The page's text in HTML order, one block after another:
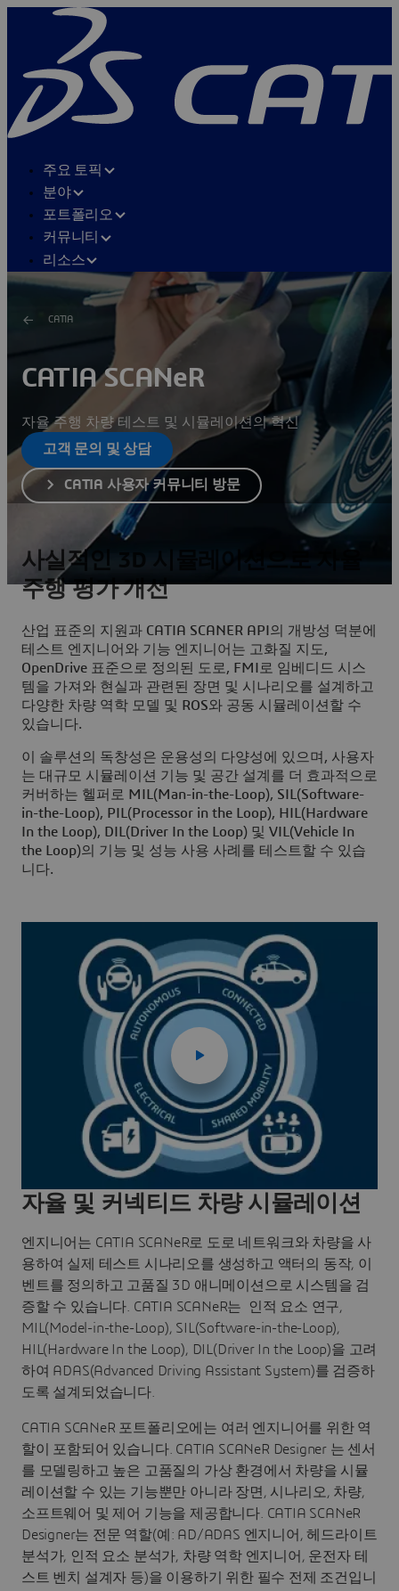
주요 토픽
분야
포트폴리오
커뮤니티
리소스
CATIA
CATIA SCANeR
자율 주행 차량 테스트 및 시뮬레이션의 혁신
고객 문의 및 상담
CATIA 사용자 커뮤니티 방문
사실적인 3D 시뮬레이션으로 자율
주행 평가 개선
산업 표준의 지원과 CATIA SCANER API의 개방성 덕분에
테스트 엔지니어와 기능 엔지니어는 고화질 지도,
OpenDrive 표준으로 정의된 도로, FMI로 임베디드 시스
템을 가져와 현실과 관련된 장면 및 시나리오를 설계하고
다양한 차량 역학 모델 및 ROS와 공동 시뮬레이션할 수
있습니다.
이 솔루션의 독창성은 운용성의 다양성에 있으며, 사용자
는 대규모 시뮬레이션 기능 및 공간 설계를 더 효과적으로
커버하는 헬퍼로 MIL(Man-in-the-Loop), SIL(Software-
in-the-Loop), PIL(Processor in the Loop), HIL(Hardware
In the Loop), DIL(Driver In the Loop) 및 VIL(Vehicle In
the Loop)의 기능 및 성능 사용 사례를 테스트할 수 있습
니다.
자율 및 커넥티드 차량 시뮬레이션
엔지니어는 CATIA SCANeR로 도로 네트워크와 차량을 사
용하여 실제 테스트 시나리오를 생성하고 액터의 동작, 이
벤트를 정의하고 고품질 3D 애니메이션으로 시스템을 검
증할 수 있습니다. CATIA SCANeR는 인적 요소 연구,
MIL(Model-in-the-Loop), SIL(Software-in-the-Loop),
HIL(Hardware In the Loop), DIL(Driver In the Loop)을 고려
하여 ADAS(Advanced Driving Assistant System)를 검증하
도록 설계되었습니다.
CATIA SCANeR 포트폴리오에는 여러 엔지니어를 위한 역
할이 포함되어 있습니다. CATIA SCANeR Designer 는 센서
를 모델링하고 높은 고품질의 가상 환경에서 차량을 시뮬
레이션할 수 있는 기능뿐만 아니라 장면, 시나리오, 차량,
소프트웨어 및 제어 기능을 제공합니다. CATIA SCANeR
Designer는 전문 역할(예: AD/ADAS 엔지니어, 헤드라이트
분석가, 인적 요소 분석가, 차량 역학 엔지니어, 운전자 테
스트 벤치 설계자 등)을 이용하기 위한 필수 전제 조건입니